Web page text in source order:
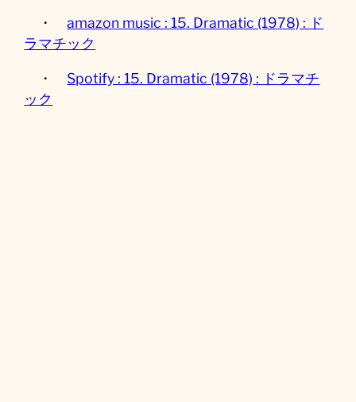
・amazon music : 15. Dramatic (1978) : ド
ラマチック
・ Spotify : 15. Dramatic (1978) : ドラマチ
ック